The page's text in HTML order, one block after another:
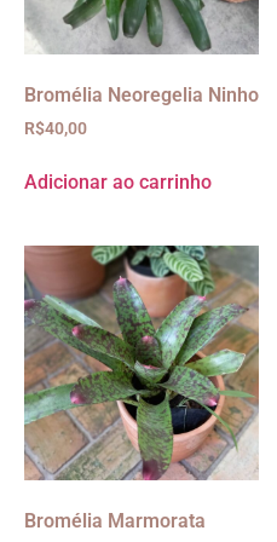
Bromélia Neoregelia Ninho
R$40,00
Adicionar ao carrinho
Bromélia Marmorata